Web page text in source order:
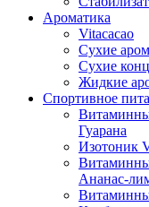
Ароматика
Vitacacao
Сухие
Сухие
Жидкие
Спортивное
Гуарана
Изотоник
Ананас-